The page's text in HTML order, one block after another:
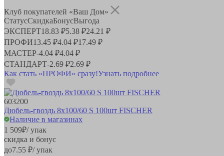
Клуб покупателей «Ваш Дом»
СтатусСкидкаБонусВыгода
ЭКСПЕРТ18.83 ₽5.38 ₽24.21 ₽
ПРОФИ13.45 ₽4.04 ₽17.49 ₽
МАСТЕР-4.04 ₽4.04 ₽
СТАНДАРТ-2.69 ₽2.69 ₽
Как стать «ПРОФИ» сразу!Узнать подробнее
603200
Дюбель-гвоздь 8х100/60 S 100шт FISCHER
Наличие в магазинах
1 509₽/ упак
скидка и бонус
до7.55 ₽/ упак